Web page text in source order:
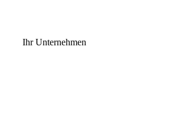
Ihr Unternehmen